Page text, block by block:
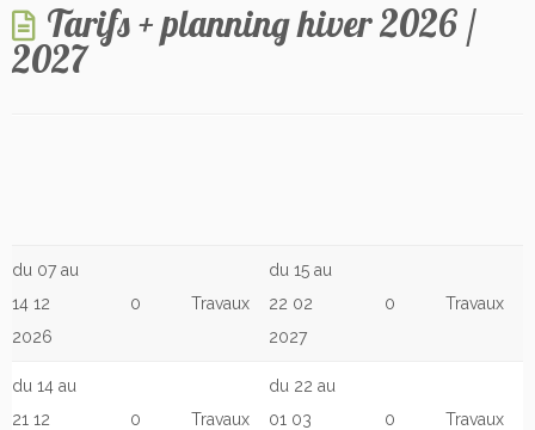
Tarifs + planning hiver 2026 /
2027
du 07 au
14 12
2026
0 Travaux
du 15 au
22 02
2027
0 Travaux
du 14 au
21 12
0 Travaux
du 22 au
01 03
0 Travaux